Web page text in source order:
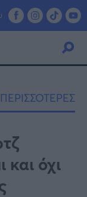
ΠΕΡΙΣΣΟΤΕΡΕΣ
όχι